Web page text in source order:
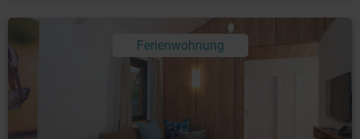
Ferienwohnung